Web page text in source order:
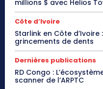
millions $ avec Helios
Côte d’Ivoire
Starlink en Côte
grincements de dents
Dernières publications
RD Congo :
scanner de l’ARPTC